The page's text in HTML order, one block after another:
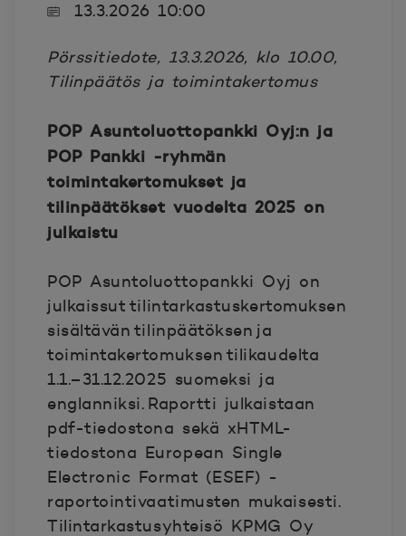
13.3.2026 10:00
Pörssitiedote, 13.3.2026, klo 10.00,
Tilinpäätös ja toimintakertomus
POP Asuntoluottopankki Oyj:n ja
POP Pankki -ryhmän
toimintakertomukset ja
tilinpäätökset vuodelta 2025 on
julkaistu
POP Asuntoluottopankki Oyj on
julkaissut tilintarkastuskertomuksen
sisältävän tilinpäätöksen ja
toimintakertomuksen tilikaudelta
1.1.–31.12.2025 suomeksi ja
englanniksi. Raportti julkaistaan
pdf-tiedostona sekä xHTML-
tiedostona European Single
Electronic Format (ESEF) -
raportointivaatimusten mukaisesti.
Tilintarkastusyhteisö KPMG Oy